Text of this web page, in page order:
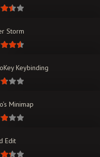
Storm
Keybinding
Minimap
Edit